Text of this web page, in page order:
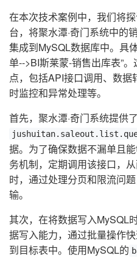
在本次技术案例中，我们将
台，将聚水潭·奇门系统中的
集成到MySQL数据库中。具
单-->BI斯莱蒙-销售出库表”
点，包括API接口调用、数
时监控和异常处理等。
首先，聚水潭·奇门系统提供
据。为了确保数据不漏单且
务机制，定期调用该接口，
时，通过处理分页和限流问
输。
其次，在将数据写入MySQL
据写入能力，通过批量操作
到目标表中。使用MySQL的